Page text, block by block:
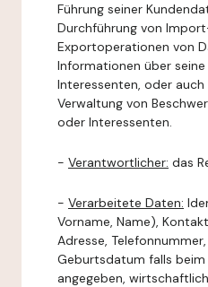
Führung seiner
Durchführung von
Exportoperationen von
Informationen über
Interessenten, oder auch
Verwaltung von
oder Interessenten.
- Verantwortlicher: das
- Verarbeitete Daten:
Vorname, Name),
Adresse,
Geburtsdatum falls beim
angegeben,